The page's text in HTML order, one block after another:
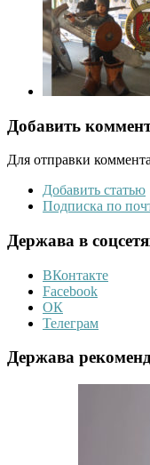
Добавить
Для отправки
Добавить статью
Подписка по
Держава в
ВКонтакте
Facebook
ОК
Телеграм
Держава